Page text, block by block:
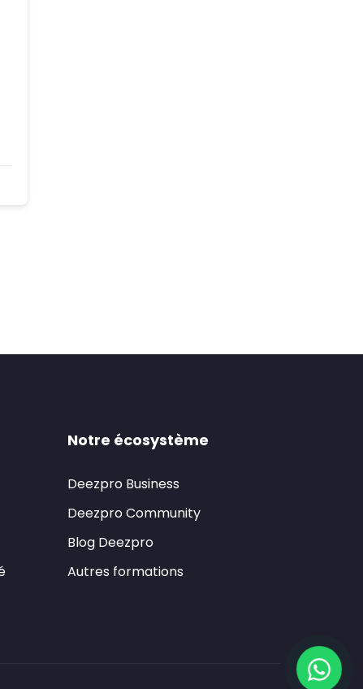
Notre écosystème
Deezpro Business
Deezpro Community
Blog Deezpro
Autres formations